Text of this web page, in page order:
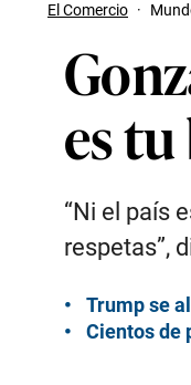
El Comercio ·
es
“Ni el país
respetas”,
Trump se
Cientos de